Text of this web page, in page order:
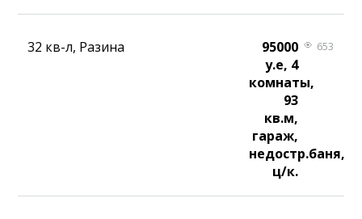
32 кв-л, Разина
95000
у.е, 4
комнаты,
93
кв.м,
гараж,
недостр.баня,
ц/к.
653